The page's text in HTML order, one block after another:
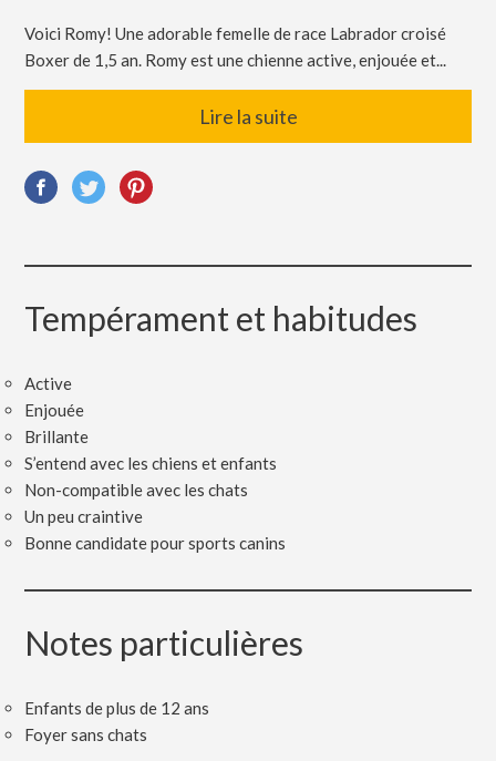
Voici Romy! Une adorable femelle de race Labrador croisé
Boxer de 1,5 an. Romy est une chienne active, enjouée et...
Lire la suite
Tempérament et habitudes
Active
Enjouée
Brillante
S’entend avec les chiens et enfants
Non-compatible avec les chats
Un peu craintive
Bonne candidate pour sports canins
Notes particulières
Enfants de plus de 12 ans
Foyer sans chats